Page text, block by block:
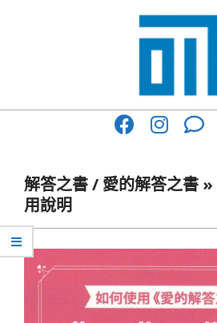
017
與
你
一
起
咖
解答之書 / 愛的解答之書 »
用說明